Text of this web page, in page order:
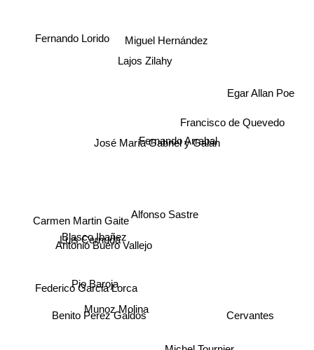
José María Gabriel y Galán
Fernando Arrabal
Alfonso Sastre
Miguel Hernández
Lajos Zilahy
Egar Allan Poe
Carmen Martin Gaite
Antonio Buero Vallejo
Luis Cernuda
Munoz Molina
Fernando Lorido
Blasco Ibañez
Pio Baroja
Federico Garcia Lorca
Benito Perez Galdos Cervantes